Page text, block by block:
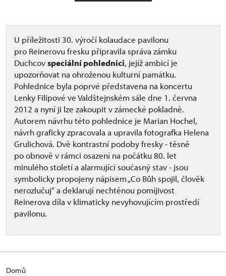
U příležitosti 30. výročí kolaudace pavilonu
pro Reinerovu fresku připravila správa zámku
Duchcovspeciální pohlednici, jejíž ambicí je
upozorňovat na ohroženou kulturní památku.
Pohlednice byla poprvé představena na koncertu
Lenky Filipové ve Valdštejnském sále dne 1. června
2012 a nyní ji lze zakoupit v zámecké pokladně.
Autorem návrhu této pohlednice je Marian Hochel,
návrh graficky zpracovala a upravila fotografka Helena
Grulichová. Dvě kontrastní podoby fresky - těsně
po obnově v rámci osazení na počátku 80. let
minulého století a alarmující současný stav - jsou
symbolicky propojeny nápisem „Co Bůh spojil, člověk
nerozlučuj“ a deklarují nechtěnou pomíjivost
Reinerova díla v klimaticky nevyhovujícím prostředí
pavilonu.
Domů